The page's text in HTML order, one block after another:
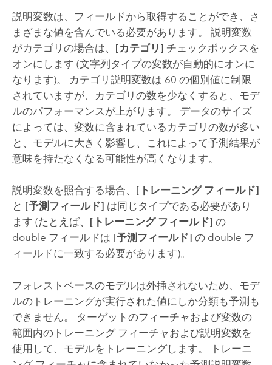
説明変数は、フィールドから取得することができ、さ
まざまな値を含んでいる必要があります。 説明変数
がカテゴリの場合は、 [カテゴリ] チェックボックスを
オンにします (文字列タイプの変数が自動的にオンに
なります)。 カテゴリ説明変数は 60 の個別値に制限
されていますが、カテゴリの数を少なくすると、モデ
ルのパフォーマンスが上がります。 データのサイズ
によっては、変数に含まれているカテゴリの数が多い
と、モデルに大きく影響し、これによって予測結果が
意味を持たなくなる可能性が高くなります。
説明変数を照合する場合、 [トレーニング フィールド]
と [予測フィールド] は同じタイプである必要があり
ます (たとえば、 [トレーニング フィールド] の
double フィールドは [予測フィールド] の double フ
ィールドに一致する必要があります)。
フォレストベースのモデルは外挿されないため、モデ
ルのトレーニングが実行された値にしか分類も予測も
できません。 ターゲットのフィーチャおよび変数の
範囲内のトレーニング フィーチャおよび説明変数を
使用して、モデルをトレーニングします。 トレーニ